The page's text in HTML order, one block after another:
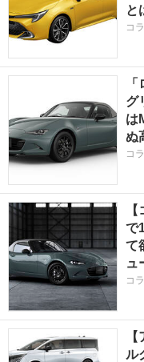
と
コ
グ
は
ぬ
コ
で
て
ュ
コ
ル